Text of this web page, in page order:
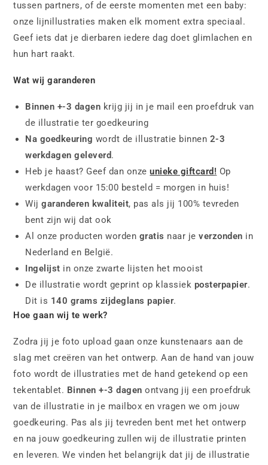
tussen partners, of de eerste momenten met een baby:
onze lijnillustraties maken elk moment extra speciaal.
Geef iets dat je dierbaren iedere dag doet glimlachen en
hun hart raakt.
Wat wij garanderen
Binnen +-3 dagen krijg jij in je mail een proefdruk van
de illustratie ter goedkeuring
Na goedkeuring wordt de illustratie binnen 2-3
werkdagen geleverd.
Heb je haast? Geef dan onzeunieke giftcard ! Op
werkdagen voor 15:00 besteld = morgen in huis!
Wijgaranderen kwaliteit, pas als jij 100% tevreden
bent zijn wij dat ook
Al onze producten worden gratis naar je verzonden in
Nederland en België.
Ingelijst in onze zwarte lijsten het mooist
De illustratie wordt geprint op klassiek posterpapier.
Dit is 140 grams zijdeglans papier.
Hoe gaan wij te werk?
Zodra jij je foto upload gaan onze kunstenaars aan de
slag met creëren van het ontwerp. Aan de hand van jouw
foto wordt de illustraties met de hand getekend op een
tekentablet. Binnen +-3 dagen ontvang jij een proefdruk
van de illustratie in je mailbox en vragen we om jouw
goedkeuring. Pas als jij tevreden bent met het ontwerp
en na jouw goedkeuring zullen wij de illustratie printen
en leveren. We vinden het belangrijk dat jij de illustratie